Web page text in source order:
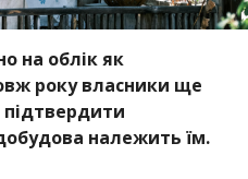
на облік як
року власники ще
належить їм.